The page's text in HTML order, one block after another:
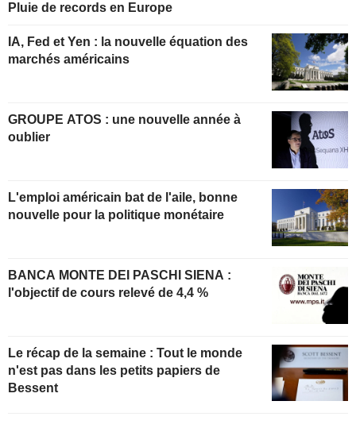
Pluie de records en Europe
IA, Fed et Yen : la nouvelle équation des
marchés américains
GROUPE ATOS : une nouvelle année à
oublier
L'emploi américain bat de l'aile, bonne
nouvelle pour la politique monétaire
BANCA MONTE DEI PASCHI SIENA :
l'objectif de cours relevé de 4,4 %
Le récap de la semaine : Tout le monde
n'est pas dans les petits papiers de
Bessent